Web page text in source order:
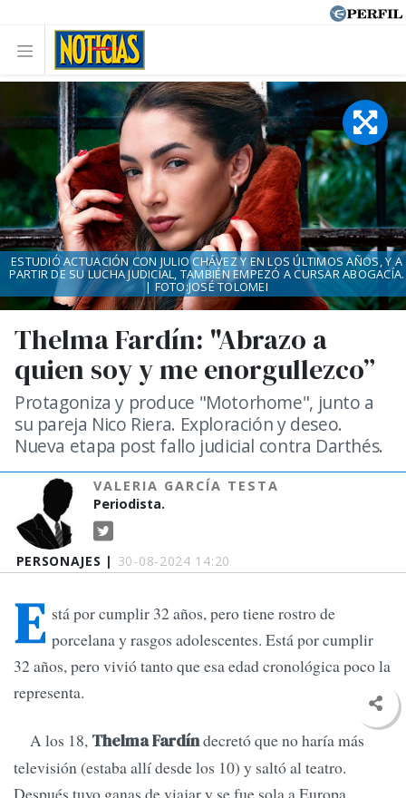
PERSONAJES | 30-08-2024 14:20
Thelma Fardín: "Abrazo a
quien soy y me enorgullezco”
Protagoniza y produce "Motorhome", junto a
su pareja Nico Riera. Exploración y deseo.
Nueva etapa post fallo judicial contra Darthés.
VALERIA GARCÍA TESTA
Periodista.
ESTUDIÓ ACTUACIÓN CON JULIO CHÁVEZ Y EN LOS ÚLTIMOS AÑOS, Y A
PARTIR DE SU LUCHA JUDICIAL, TAMBIÉN EMPEZÓ A CURSAR ABOGACÍA.
| FOTO:JOSÉ TOLOMEI
E stá por cumplir 32 años, pero tiene rostro de
porcelana y rasgos adolescentes. Está por cumplir
32 años, pero vivió tanto que esa edad cronológica poco la
representa.
A los 18, Thelma Fardíndecretó que no haría más
televisión (estaba allí desde los 10) y saltó al teatro.